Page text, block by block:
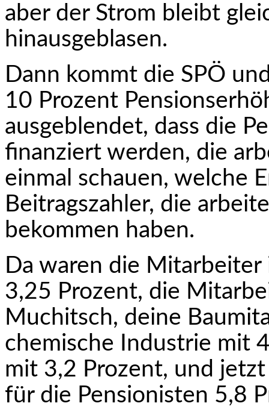
aber der Strom bleibt
hinausgeblasen.
Dann kommt die SPÖ
10 Prozent
ausgeblendet, dass die
finanziert werden, die
einmal schauen, welche
Beitragszahler, die
bekommen haben.
Da waren die
3,25 Prozent, die
Muchitsch, deine
chemische Industrie mit
mit 3,2 Prozent, und
für die Pensionisten 5,8